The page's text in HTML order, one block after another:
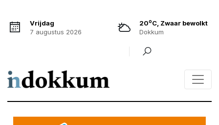
Vrijdag
7 augustus 2026
20oC, Zwaar bewolkt
Dokkum